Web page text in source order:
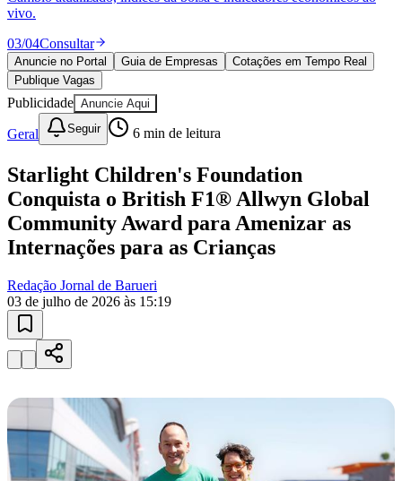
Vitória
Anuncie no Portal
Publique Vagas
Publicidade Anuncie Aqui
Geral Seguir 6min de leitura
Starlight Children's Foundation
Community Award para Amenizar as
Internações para as Crianças
Redação Jornal de Barueri
03 de julho de 2026 às 15:19